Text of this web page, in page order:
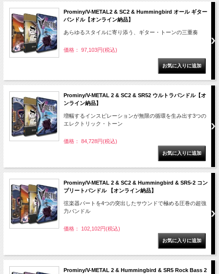
Prominy/V-METAL2 & SC2 & Hummingbird オール ギター
バンドル【オンライン納品】
あらゆるスタイルに寄り添う、ギター・トーンの三重奏
価格： 97,103円(税込)
Prominy/V-METAL 2 & SC2 & SR52 ウルトラバンドル【オ
ンライン納品】
増幅するインスピレーションが無限の循環を生み出す3つの
エレクトリック・トーン
価格： 84,728円(税込)
Prominy/V-METAL 2 & SC2 & Hummingbird & SR5-2 コン
プリートバンドル 【オンライン納品】
弦楽器パートを4つの突出したサウンドで極める圧巻の超強
力バンドル
価格： 102,102円(税込)
Prominy/V-METAL 2 & Hummingbird & SR5 Rock Bass 2